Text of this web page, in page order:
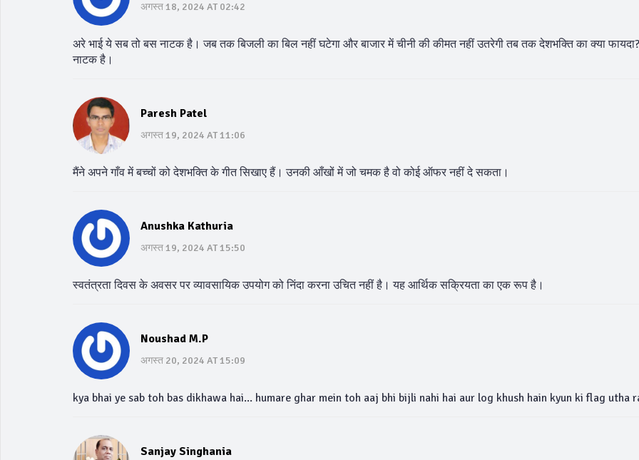
अगस्त 18, 2024 AT 02:42
अरे भाई ये सब तो बस नाटक है। जब तक बिजली का बिल नहीं घटेगा और बाजार में चीनी की कीमत नहीं उतरेगी तब तक देशभक्ति का क्या
नाटक है।
Paresh Patel
अगस्त 19, 2024 AT 11:06
मैंने अपने गाँव में बच्चों को देशभक्ति के गीत सिखाए हैं। उनकी आँखों में जो चमक है वो कोई ऑफर नहीं दे सकता।
Anushka Kathuria
अगस्त 19, 2024 AT 15:50
स्वतंत्रता दिवस के अवसर पर व्यावसायिक उपयोग को निंदा करना उचित नहीं है। यह आर्थिक सक्रियता का एक रूप है।
Noushad M.P
अगस्त 20, 2024 AT 15:09
kya bhai ye sab toh bas dikhawa hai... humare ghar mein toh aaj bhi bijli nahi hai aur log khush hain kyun ki flag utha
Sanjay Singhania